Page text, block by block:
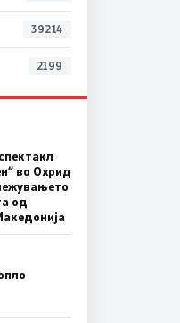
39214
2199
во Охрид
од